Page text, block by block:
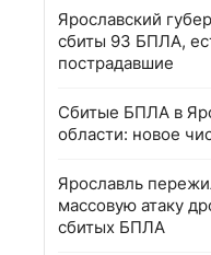
Ярославский
сбиты 93 БПЛА,
пострадавшие
Сбитые БПЛА в
области: новое
Ярославль
массовую атаку
сбитых БПЛА